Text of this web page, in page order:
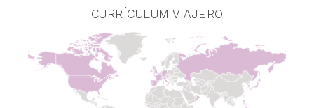
CURRÍCULUM VIAJERO